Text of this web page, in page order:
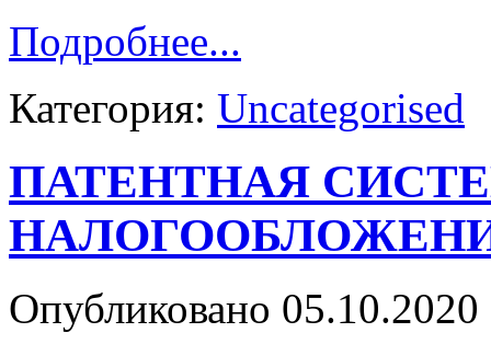
Подробнее...
Категория: Uncategorised
ПАТЕНТНАЯ
НАЛОГООБЛОЖЕНИЯ
Опубликовано